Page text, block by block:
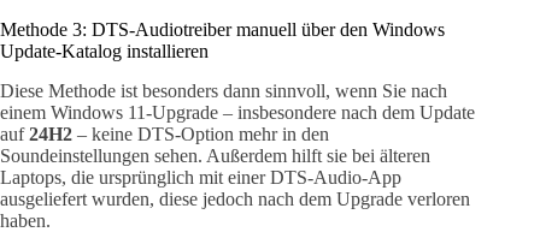
Methode 3: DTS-Audiotreiber manuell über den Windows
Update-Katalog installieren
Diese Methode ist besonders dann sinnvoll, wenn Sie nach
einem Windows 11-Upgrade – insbesondere nach dem Update
auf24H2 – keine DTS-Option mehr in den
Soundeinstellungen sehen. Außerdem hilft sie bei älteren
Laptops, die ursprünglich mit einer DTS-Audio-App
ausgeliefert wurden, diese jedoch nach dem Upgrade verloren
haben.